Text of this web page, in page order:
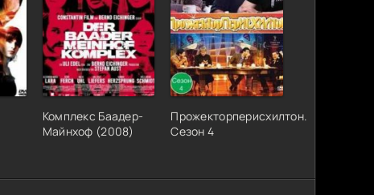
Комплекс Баадер-
Майнхоф (2008)
Прожекторперисхилтон.
Сезон 4